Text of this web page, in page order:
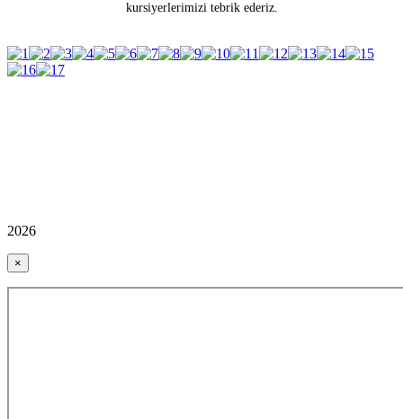
kursiyerlerimizi tebrik ederiz.
2026
×